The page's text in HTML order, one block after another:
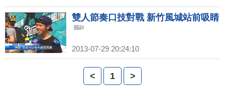
雙人節奏口技對戰 新竹風城站前吸睛
2013-07-29 20:24:10
< 1 >